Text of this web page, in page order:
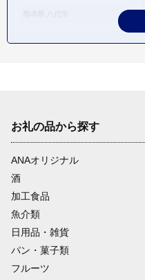
お礼の品から探す
ANAオリジナル
酒
加工食品
魚介類
日用品・雑貨
パン・菓子類
フルーツ